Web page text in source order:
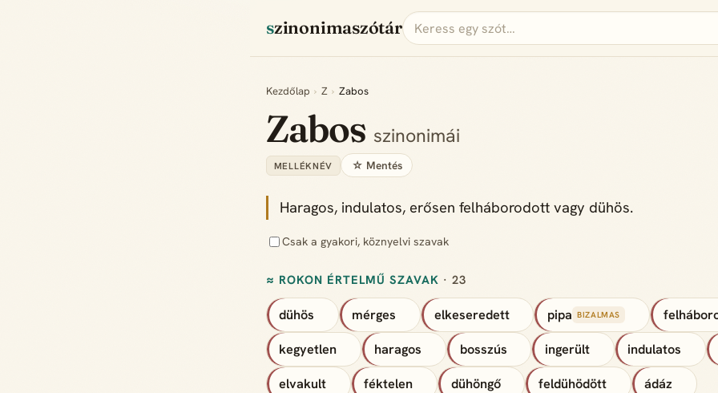
szinonimaszótár
Kezdőlap › Z › Zabos
Zabos szinonimái
MELLÉKNÉV ☆ Mentés
Haragos, indulatos, erősen felháborodott vagy dühös.
Csak a gyakori, köznyelvi szavak
≈ ROKON ÉRTELMŰ SZAVAK · 23
dühös mérges elkeseredett pipa BIZALMAS
kegyetlen haragos bosszús ingerült indulatos
elvakult féktelen dühöngő feldühödött ádáz